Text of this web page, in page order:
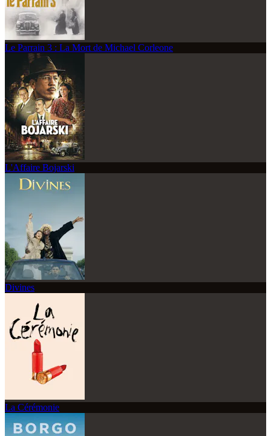
Le Parrain 3 : La Mort de Michael Corleone
L'Affaire Bojarski
Divines
La Cérémonie